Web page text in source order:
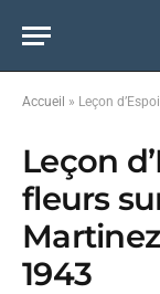
Accueil » Leçon d’Espoir à
Leçon
fleurs
1943